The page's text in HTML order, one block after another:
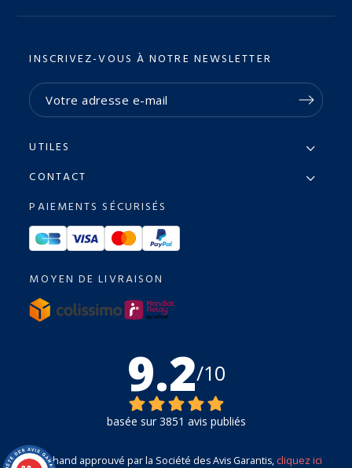
INSCRIVEZ-VOUS À NOTRE NEWSLETTER
UTILES
CONTACT
PAIEMENTS SÉCURISÉS
MOYEN DE LIVRAISON
9.2/10
basée sur 3851 avis publiés
Marchand approuvé par la Société des Avis Garantis, cliquez ici